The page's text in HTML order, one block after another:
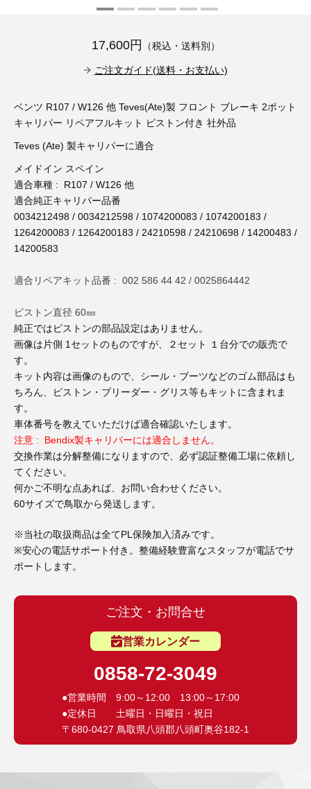
バッテリーチャージャー（4）
ディーゼルインジェクター&グロープラグ ツール（7）
ホイールロック取り外しツール（6）
3D プリンターペン（8）
その他（12）
17,600円 （税込・送料別）
ご注文ガイド(送料・お支払い)
ベンツ R107 / W126 他 Teves(Ate)製 フロント ブレーキ 2ポット
キャリパー リペアフルキット ピストン付き 社外品
Teves (Ate) 製キャリパーに適合
メイドイン スペイン
適合車種 : R107 / W126 他
適合純正キャリパー品番
0034212498 / 0034212598 / 1074200083 / 1074200183 /
1264200083 / 1264200183 / 24210598 / 24210698 / 14200483 /
14200583
適合リペアキット品番 : 002 586 44 42 / 0025864442
ピストン直径 60㎜
純正ではピストンの部品設定はありません。
画像は片側 1セットのものですが、２セット １台分での販売で
す。
キット内容は画像のもので、シール・ブーツなどのゴム部品はも
ちろん、ピストン・ブリーダー・グリス等もキットに含まれま
す。
車体番号を教えていただけば適合確認いたします。
注意 : Bendix製キャリパーには適合しません。
交換作業は分解整備になりますので、必ず認証整備工場に依頼し
てください。
何かご不明な点あれば、お問い合わせください。
60サイズで鳥取から発送します。
※当社の取扱商品は全てPL保険加入済みです。
※安心の電話サポート付き。整備経験豊富なスタッフが電話でサ
ポートします。
ご注文・お問合せ
営業カレンダー
0858-72-3049
●営業時間 9:00～12:00 13:00～17:00
●定休日 土曜日・日曜日・祝日
〒680-0427 鳥取県八頭郡八頭町奥谷182-1